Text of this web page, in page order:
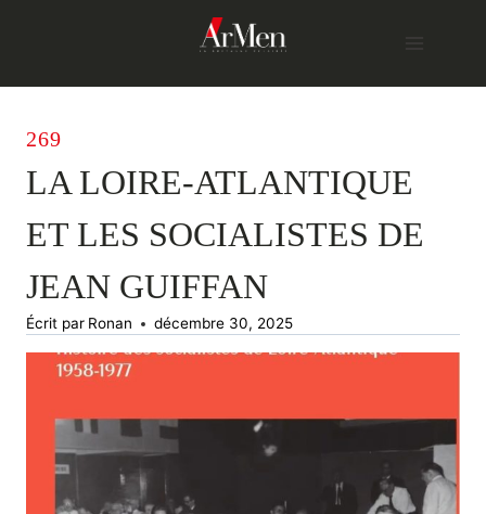
269
LA LOIRE-ATLANTIQUE
ET LES SOCIALISTES DE
JEAN GUIFFAN
Écrit par Ronan décembre 30, 2025